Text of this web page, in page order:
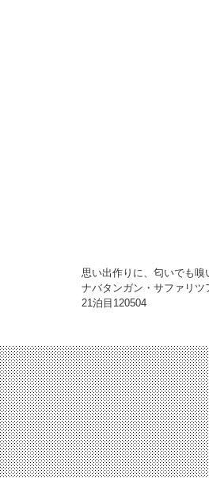
思い出作りに、匂いでも
ナバタンガン・サファリ
21泊目 120504